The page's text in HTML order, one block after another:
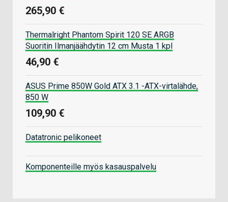
265,90 €
Thermalright Phantom Spirit 120 SE ARGB
Suoritin Ilmanjäähdytin 12 cm Musta 1 kpl
46,90 €
ASUS Prime 850W Gold ATX 3.1 -ATX-virtalähde,
850 W
109,90 €
Datatronic pelikoneet
Komponenteille myös kasauspalvelu